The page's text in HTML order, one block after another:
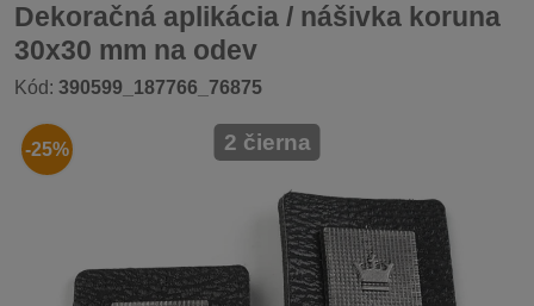
Dekoračná aplikácia / nášivka koruna
30x30 mm na odev
Kód: 390599_187766_76875
-25% 2 čierna